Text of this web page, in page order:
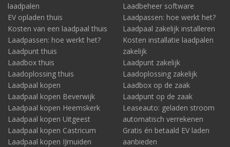
laadpalen
EV opladen thuis
Kosten van een laadpaal thuis
Laadpassen: hoe werkt het?
Laadpunt thuis
Laadbox thuis
Laadoplossing thuis
Laadpaal kopen
Laadpaal kopen Beverwijk
Laadpaal kopen Heemskerk
Laadpaal kopen Uitgeest
Laadpaal kopen Castricum
Laadpaal kopen IJmuiden
Laadbeheer software
Laadpassen: hoe werkt het?
Laadpaal zakelijk installeren
Kosten installatie laadpalen
zakelijk
Laadpunt zakelijk
Laadoplossing zakelijk
Laadbox op de zaak
Laadpunt op de zaak
Leaseauto: geladen stroom
automatisch verrekenen
Gratis én betaald EV laden
aanbieden